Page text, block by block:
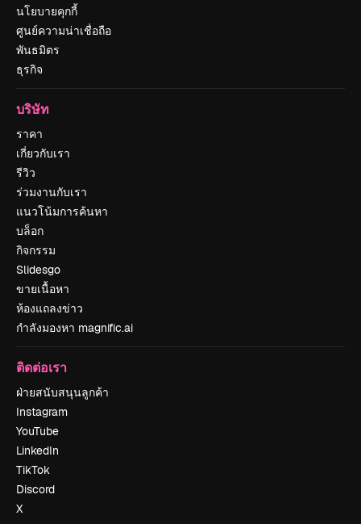
นโยบายคุกกี้
ศูนย์ความน่าเชื่อถือ
พันธมิตร
ธุรกิจ
บริษัท
ราคา
เกี่ยวกับเรา
รีวิว
ร่วมงานกับเรา
แนวโน้มการค้นหา
บล็อก
กิจกรรม
Slidesgo
ขายเนื้อหา
ห้องแถลงข่าว
กำลังมองหา magnific.ai
ติดต่อเรา
ฝ่ายสนับสนุนลูกค้า
Instagram
YouTube
LinkedIn
TikTok
Discord
X